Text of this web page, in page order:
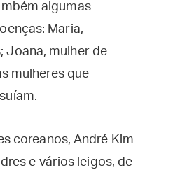
algumas
Maria,
Joana, mulher de
mulheres que
coreanos, André Kim
e vários leigos, de